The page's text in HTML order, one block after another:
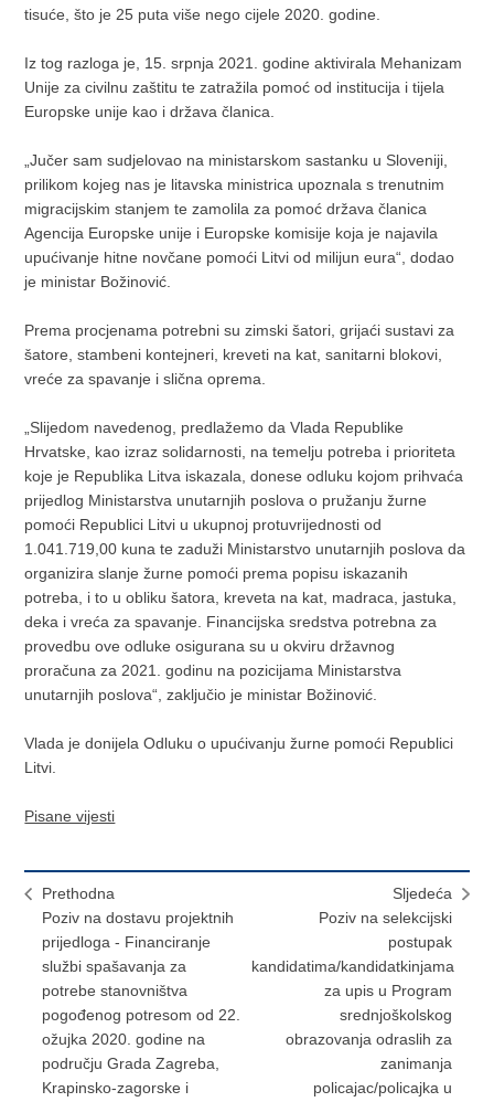
tisuće, što je 25 puta više nego cijele 2020. godine.
Iz tog razloga je, 15. srpnja 2021. godine aktivirala Mehanizam
Unije za civilnu zaštitu te zatražila pomoć od institucija i tijela
Europske unije kao i država članica.
„Jučer sam sudjelovao na ministarskom sastanku u Sloveniji,
prilikom kojeg nas je litavska ministrica upoznala s trenutnim
migracijskim stanjem te zamolila za pomoć država članica
Agencija Europske unije i Europske komisije koja je najavila
upućivanje hitne novčane pomoći Litvi od milijun eura“, dodao
je ministar Božinović.
Prema procjenama potrebni su zimski šatori, grijaći sustavi za
šatore, stambeni kontejneri, kreveti na kat, sanitarni blokovi,
vreće za spavanje i slična oprema.
„Slijedom navedenog, predlažemo da Vlada Republike
Hrvatske, kao izraz solidarnosti, na temelju potreba i prioriteta
koje je Republika Litva iskazala, donese odluku kojom prihvaća
prijedlog Ministarstva unutarnjih poslova o pružanju žurne
pomoći Republici Litvi u ukupnoj protuvrijednosti od
1.041.719,00 kuna te zaduži Ministarstvo unutarnjih poslova da
organizira slanje žurne pomoći prema popisu iskazanih
potreba, i to u obliku šatora, kreveta na kat, madraca, jastuka,
deka i vreća za spavanje. Financijska sredstva potrebna za
provedbu ove odluke osigurana su u okviru državnog
proračuna za 2021. godinu na pozicijama Ministarstva
unutarnjih poslova“, zaključio je ministar Božinović.
Vlada je donijela Odluku o upućivanju žurne pomoći Republici
Litvi.
Pisane vijesti
Prethodna
Poziv na dostavu projektnih
prijedloga - Financiranje
službi spašavanja za
potrebe stanovništva
pogođenog potresom od 22.
ožujka 2020. godine na
području Grada Zagreba,
Krapinsko-zagorske i
Sljedeća
Poziv na selekcijski
postupak
kandidatima/kandidatkinjama
za upis u Program
srednjoškolskog
obrazovanja odraslih za
zanimanja
policajac/policajka u